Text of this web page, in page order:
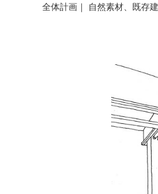
全体計画｜ 自然素材、既存